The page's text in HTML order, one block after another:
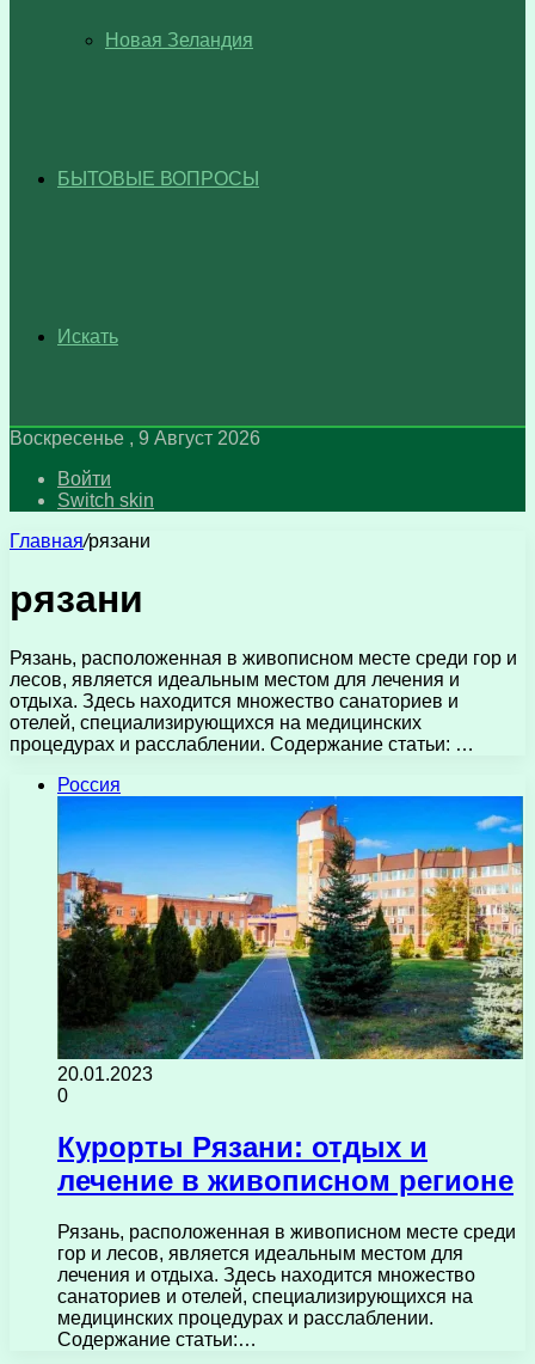
Новая Зеландия
БЫТОВЫЕ ВОПРОСЫ
Искать
Воскресенье , 9 Август 2026
Войти
Switch skin
Главная/рязани
рязани
Рязань, расположенная в живописном месте среди гор и
лесов, является идеальным местом для лечения и
отдыха. Здесь находится множество санаториев и
отелей, специализирующихся на медицинских
процедурах и расслаблении. Содержание статьи: …
Россия
20.01.2023
0
Курорты Рязани: отдых и
лечение в живописном регионе
Рязань, расположенная в живописном месте среди
гор и лесов, является идеальным местом для
лечения и отдыха. Здесь находится множество
санаториев и отелей, специализирующихся на
медицинских процедурах и расслаблении.
Содержание статьи:…